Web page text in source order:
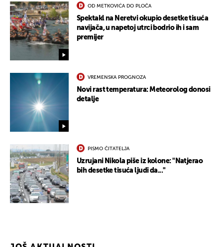
OD METKOVIĆA DO PLOČA
Spektakl na Neretvi okupio desetke tisuća
navijača, u napetoj utrci bodrio ih i sam
premijer
VREMENSKA PROGNOZA
Novi rast temperatura: Meteorolog donosi
detalje
PISMO ČITATELJA
Uzrujani Nikola piše iz kolone: "Natjerao
bih desetke tisuća ljudi da..."